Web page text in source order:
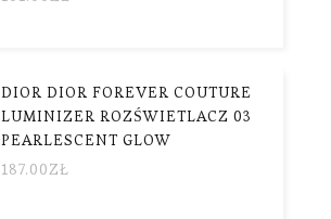
DIOR DIOR FOREVER COUTURE
LUMINIZER ROZŚWIETLACZ 03
PEARLESCENT GLOW
187.00ZŁ